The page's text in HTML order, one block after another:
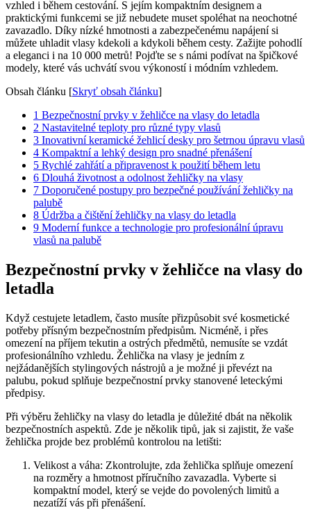
vzhled i během cestování. S jejím kompaktním designem a
praktickými funkcemi se již nebudete muset spoléhat na neochotné
zavazadlo. Díky nízké hmotnosti a zabezpečenému napájení si
můžete uhladit vlasy kdekoli a kdykoli během cesty. Zažijte pohodlí
a eleganci i na 10 000 metrů! Pojďte se s námi podívat na špičkové
modely, které vás uchvátí svou výkoností i módním vzhledem.
Obsah článku [Skryť obsah článku]
1 Bezpečnostní prvky v žehličce na vlasy do letadla
2 Nastavitelné teploty pro různé typy vlasů
3 Inovativní keramické žehlicí desky pro šetrnou úpravu vlasů
4 Kompaktní a lehký design pro snadné přenášení
5 Rychlé zahřátí a připravenost k použití během letu
6 Dlouhá životnost a odolnost žehličky na vlasy
7 Doporučené postupy pro bezpečné používání žehličky na
palubě
8 Údržba a čištění žehličky na vlasy do letadla
9 Moderní funkce a technologie pro profesionální úpravu
vlasů na palubě
Bezpečnostní prvky v žehličce na vlasy do
letadla
Když cestujete letadlem, často musíte přizpůsobit své kosmetické
potřeby přísným bezpečnostním předpisům. Nicméně, i přes
omezení na příjem tekutin a ostrých předmětů, nemusíte se vzdát
profesionálního vzhledu. Žehlička na vlasy je jedním z
nejžádanějších stylingových nástrojů a je možné ji převézt na
palubu, pokud splňuje bezpečnostní prvky stanovené leteckými
předpisy.
Při výběru žehličky na vlasy do letadla je důležité dbát na několik
bezpečnostních aspektů. Zde je několik tipů, jak si zajistit, že vaše
žehlička projde bez problémů kontrolou na letišti:
Velikost a váha: Zkontrolujte, zda žehlička splňuje omezení
na rozměry a hmotnost příručního zavazadla. Vyberte si
kompaktní model, který se vejde do povolených limitů a
nezatíží vás při přenášení.